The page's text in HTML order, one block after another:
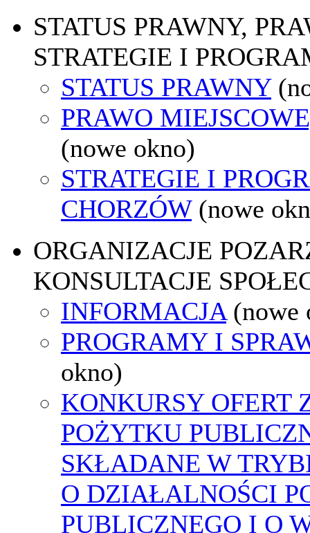
STATUS PRAWNY,
STRATEGIE I
STATUS PRAWNY
PRAWO
(nowe okno)
STRATEGIE I
CHORZÓW (nowe
ORGANIZACJE
KONSULTACJE
INFORMACJA (nowe
PROGRAMY I
okno)
KONKURSY OFERT
POŻYTKU
SKŁADANE W
O DZIAŁALNOŚCI
PUBLICZNEGO I O